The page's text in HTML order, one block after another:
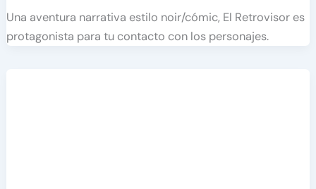
Una aventura narrativa estilo noir/cómic, El Retrovisor es
protagonista para tu contacto con los personajes.